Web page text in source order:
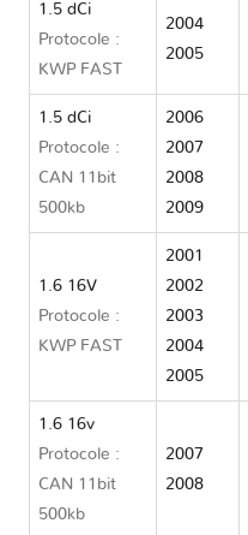
1.5 dCi
Protocole :
KWP FAST
2004
2005
1.5 dCi
Protocole :
CAN 11bit
500kb
2006
2007
2008
2009
1.6 16V
Protocole :
KWP FAST
2001
2002
2003
2004
2005
1.6 16v
Protocole :
CAN 11bit
500kb
2007
2008